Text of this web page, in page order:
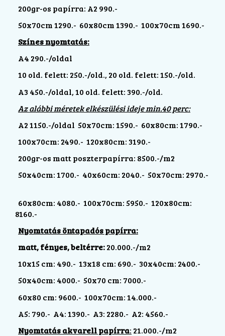
200gr-os papírra: A2 990.-
50x70cm 1290.- 60x80cm 1390.- 100x70cm 1690.-
Színes nyomtatás:
A4 290.-/oldal
10 old. felett: 250.-/old., 20 old. felett: 150.-/old.
A3 450.-/oldal, 10 old. felett: 390.-/old.
Az alábbi méretek elkészülési ideje min.40 perc:
A2 1150.-/oldal 50x70cm: 1590.- 60x80cm: 1790.-
100x70cm: 2490.- 120x80cm: 3190.-
200gr-os matt poszterpapírra: 8500.-/m2
50x40cm: 1700.- 40x60cm: 2040.- 50x70cm: 2970.-
60x80cm: 4080.- 100x70cm: 5950.- 120x80cm:
8160.-
Nyomtatás öntapadós papírra:
matt, fényes, beltérre:20.000.-/m2
10x15 cm: 490.- 13x18 cm: 690.- 30x40cm: 2400.-
50x40cm: 4000.- 50x70 cm: 7000.-
60x80 cm: 9600.- 100x70cm: 14.000.-
A5: 790.- A4: 1390.- A3: 2280.- A2: 4560.-
Nyomtatás akvarell papírra: 21.000.-/m2